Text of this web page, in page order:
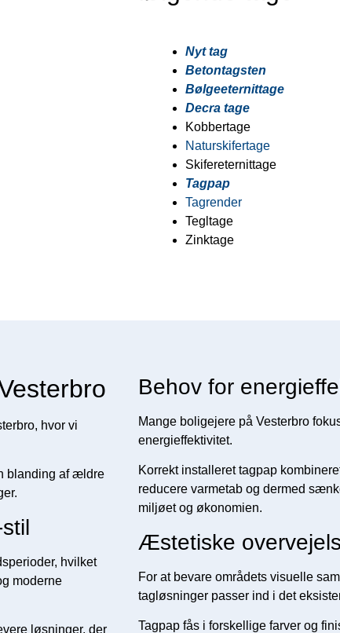
Nyt tag
Betontagsten
Bølgeeternittage
Decra tage
Kobbertage
Naturskifertage
Skifereternittage
Tagpap
Tagrender
Tegltage
Zinktage
hvor vi
blanding af ældre
hvilket
moderne
løsninger, der
Behov for
Mange boligejere på Vesterbro
energieffektivitet.
Korrekt installeret tagpap
reducere varmetab og dermed
miljøet og økonomien.
Æstetiske
For at bevare områdets visuelle
tagløsninger passer ind i det
Tagpap fås i forskellige farver og